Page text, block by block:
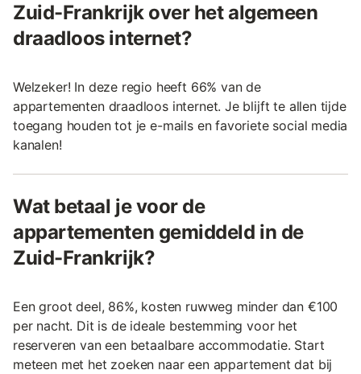
Zuid-Frankrijk over het algemeen
draadloos internet?
Welzeker! In deze regio heeft 66% van de
appartementen draadloos internet. Je blijft te allen tijde
toegang houden tot je e-mails en favoriete social media
kanalen!
Wat betaal je voor de
appartementen gemiddeld in de
Zuid-Frankrijk?
Een groot deel, 86%, kosten ruwweg minder dan €100
per nacht. Dit is de ideale bestemming voor het
reserveren van een betaalbare accommodatie. Start
meteen met het zoeken naar een appartement dat bij